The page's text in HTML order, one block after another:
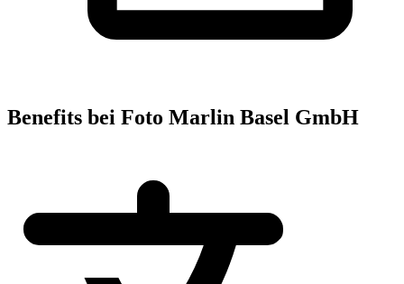
Benefits bei Foto Marlin Basel GmbH